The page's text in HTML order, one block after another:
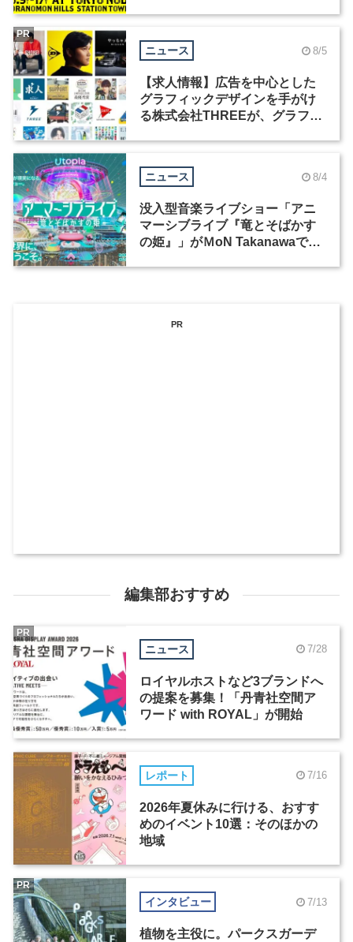
ニュース 8/5
【求人情報】広告を中心とした
グラフィックデザインを手がけ
る株式会社THREEが、グラフィ
PR
ニュース 8/4
没入型音楽ライブショー「アニ
マーシブライブ『竜とそばかす
の姫』」がＭoN Takanawaで開
PR
編集部おすすめ
ニュース 7/28
ロイヤルホストなど3ブランドへ
の提案を募集！「丹青社空間ア
ワード with ROYAL」が開始
PR
レポート 7/16
2026年夏休みに行ける、おすす
めのイベント10選：そのほかの
地域
インタビュー 7/13
植物を主役に。パークスガーデ
PR